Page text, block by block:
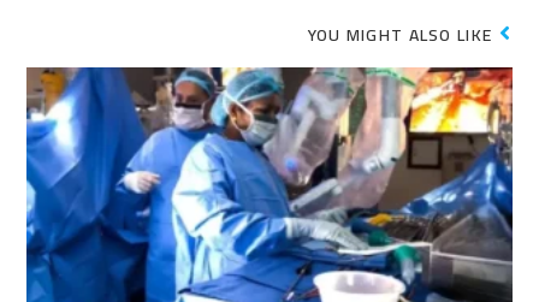
YOU MIGHT ALSO LIKE